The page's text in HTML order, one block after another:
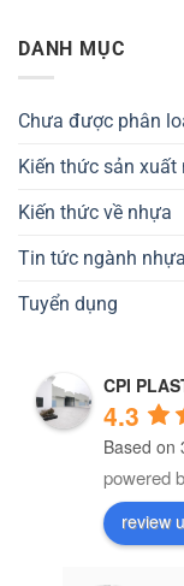
DANH MỤC
Chưa được phân
Kiến thức sản xuất
Kiến thức về nhựa
Tin tức ngành nhựa
Tuyển dụng
CPI
4.3
Based on
powered
review